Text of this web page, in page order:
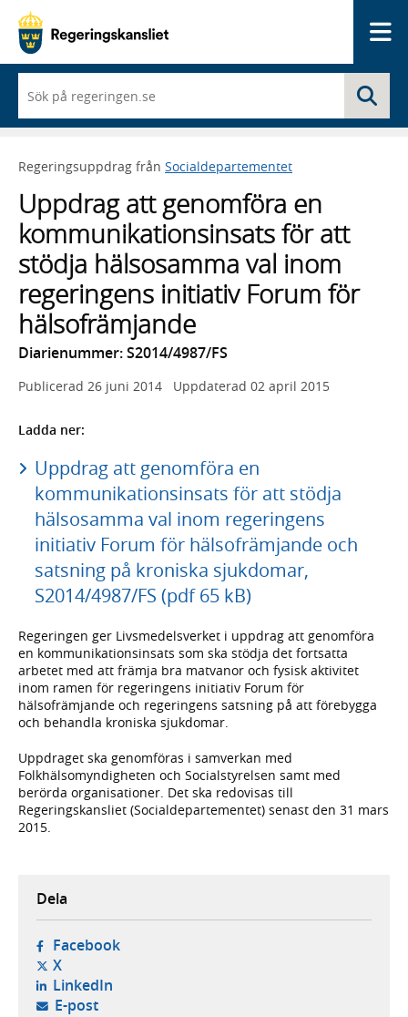
du
börjar
skriva
framträder
lista
med
sökförslag
Regeringsuppdrag från Socialdepartementet
Uppdrag att genomföra en
kommunikationsinsats för att
stödja hälsosamma val inom
regeringens initiativ Forum för
hälsofrämjande
Diarienummer: S2014/4987/FS
Publicerad 26 juni 2014 Uppdaterad 02 april 2015
Ladda ner:
Uppdrag att genomföra en
kommunikationsinsats för att stödja
hälsosamma val inom regeringens
initiativ Forum för hälsofrämjande och
satsning på kroniska sjukdomar,
S2014/4987/FS (pdf 65 kB)
Regeringen ger Livsmedelsverket i uppdrag att genomföra
en kommunikationsinsats som ska stödja det fortsatta
arbetet med att främja bra matvanor och fysisk aktivitet
inom ramen för regeringens initiativ Forum för
hälsofrämjande och regeringens satsning på att förebygga
och behandla kroniska sjukdomar.
Uppdraget ska genomföras i samverkan med
Folkhälsomyndigheten och Socialstyrelsen samt med
berörda organisationer. Det ska redovisas till
Regeringskansliet (Socialdepartementet) senast den 31 mars
2015.
Dela
Facebook- öppnas i ny flik, extern webbplats,
X- öppnas i ny flik, extern webbplats,
LinkedIn- öppnas i ny flik, extern webbplats,
E-post- öppnar din e-postklient,